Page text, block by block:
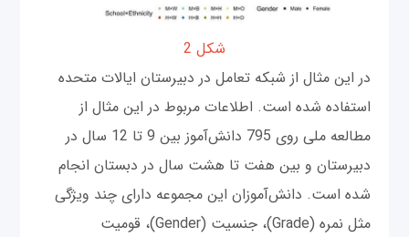
شکل 2
در این مثال از شبکه تعامل در دبیرستان ایالات متحده
استفاده شده است. اطلاعات مربوط در این مثال از
مطالعه ملی روی 795 دانش‌آموز بین 9 تا 12 سال در
دبیرستان و بین هفت تا هشت سال در دبستان انجام
شده است. دانش‌آموزان این مجموعه دارای چند ویژگی
مثل نمره (Grade)، جنسیت (Gender)، قومیت